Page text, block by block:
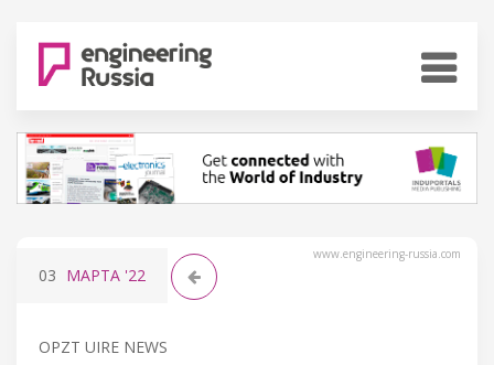
www.engineering-russia.com
03 МАРТА '22
OPZT UIRE NEWS